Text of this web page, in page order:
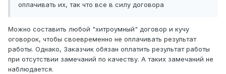
оплачивать их, так что все в силу договора
Можно составить любой "хитроумный" договор и кучу
оговорок, чтобы своевременно не оплачивать результат
работы. Однако, Заказчик обязан оплатить результат работы
при отсутствии замечаний по качеству. А таких замечаний не
наблюдается.